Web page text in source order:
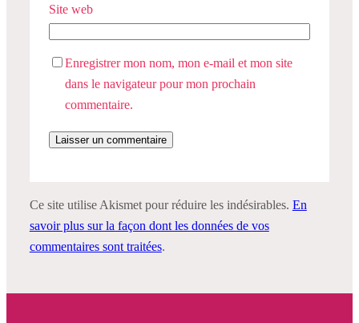
Site web
Enregistrer mon nom, mon e-mail et mon site
dans le navigateur pour mon prochain
commentaire.
Ce site utilise Akismet pour réduire les indésirables. En
savoir plus sur la façon dont les données de vos
commentaires sont traitées.